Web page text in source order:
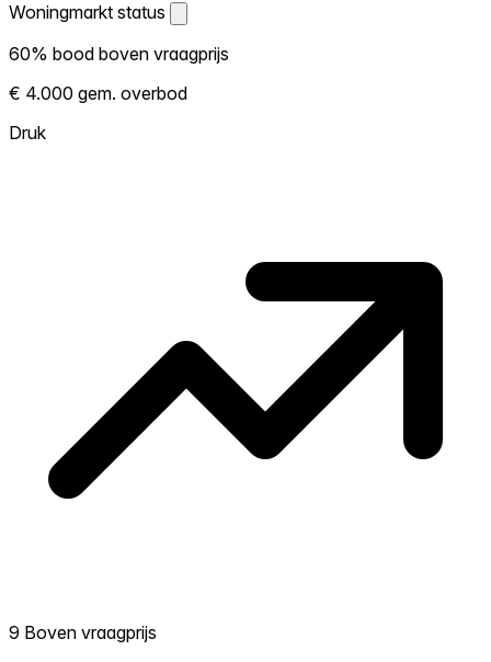
Woningmarkt status
Woningmarkt status
Laat zien hoe competitief de markt hier is.
Hoe meer woningen boven vraagprijs
verkopen, hoe heter. Heet? Verwacht
60% bood boven vraagprijs
€ 4.000 gem. overbod
Druk
9 Boven vraagprijs